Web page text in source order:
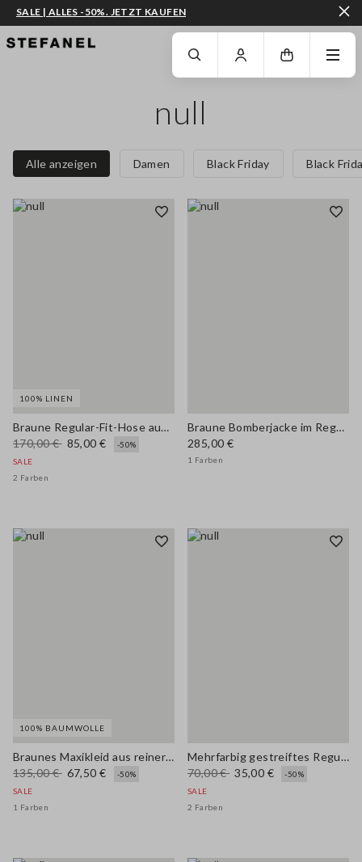
ZUM HAUPTINHALT SPRINGEN GEHEN SIE ZUM ENDE DER SEITE
SALE | ALLES -50%. JETZT KAUFEN
null
Alle anzeigen Damen Black Friday Black
100% LINEN
Braune Regular-Fit-Hose aus reinem Leinen
170,00 € 85,00 €
-50%
SALE
2 Farben
Braune Bomberjacke im Regular Fit
285,00 €
1 Farben
100% BAUMWOLLE
Braunes Maxikleid aus reiner Baumwolle mit schmalen Trägern, Relaxed Fit
135,00 € 67,50 €
-50%
SALE
1 Farben
Mehrfarbig gestreiftes Regular-Fit Tanktop aus Leinen- und Baumwollmix
70,00 € 35,00 €
-50%
SALE
2 Farben